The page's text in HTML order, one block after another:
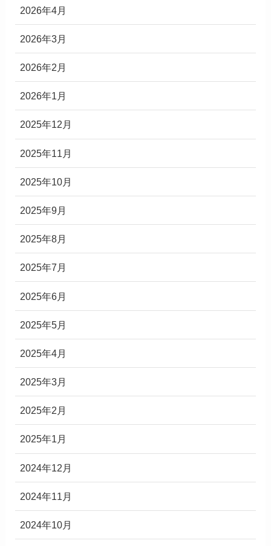
2026年4月
2026年3月
2026年2月
2026年1月
2025年12月
2025年11月
2025年10月
2025年9月
2025年8月
2025年7月
2025年6月
2025年5月
2025年4月
2025年3月
2025年2月
2025年1月
2024年12月
2024年11月
2024年10月